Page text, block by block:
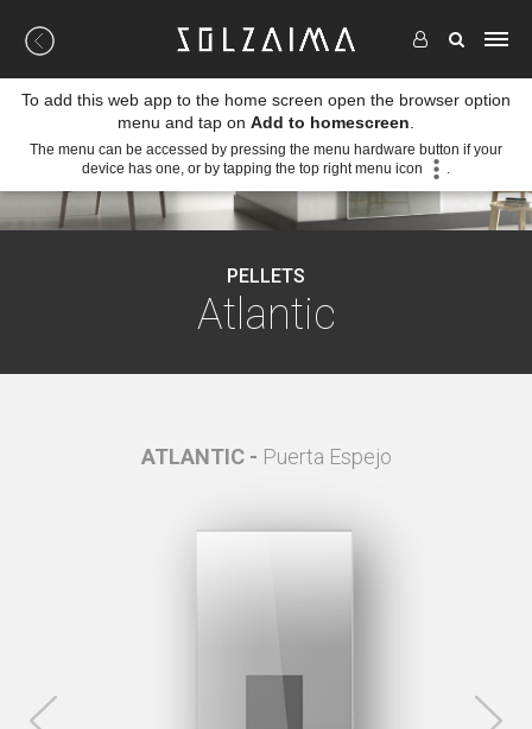
PELLETS
Atlantic
ATLANTIC - Puerta Espejo
To add this web app to the home screen open the browser option
menu and tap on Add to homescreen
The menu can be accessed by pressing the menu hardware button if your
device has one, or by tapping the top right menu icon
.